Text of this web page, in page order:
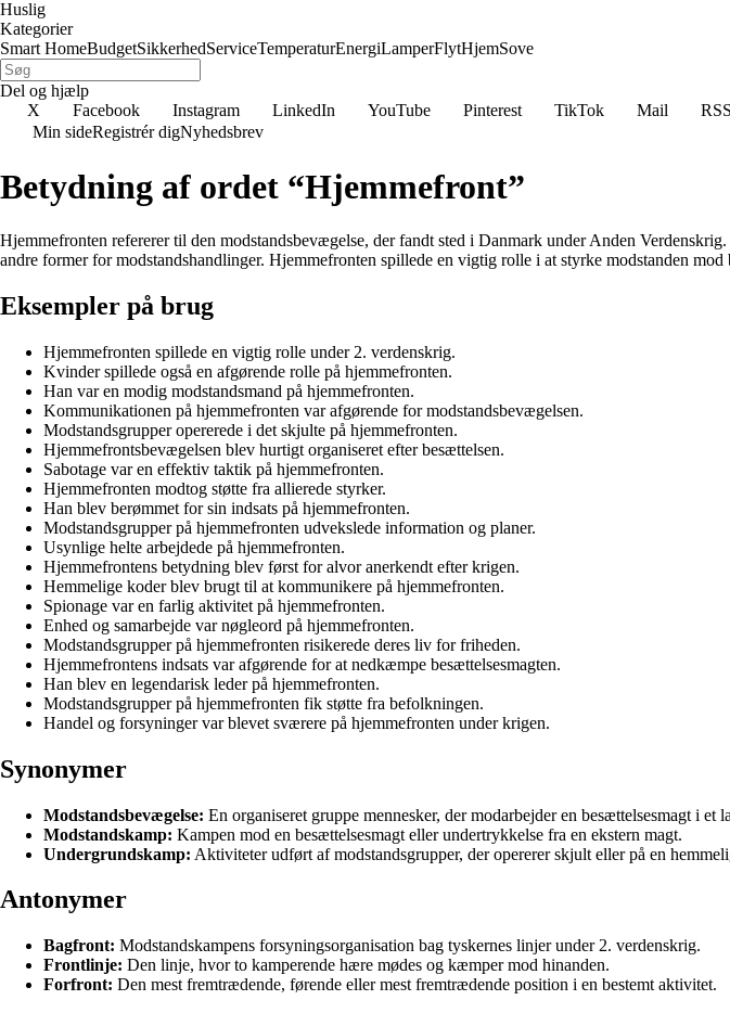
Huslig
Kategorier
Smart HomeBudgetSikkerhedServiceTemperaturEnergiLamperFlytHjemSove
Del og hjælp
X
Facebook Instagram LinkedIn YouTube Pinterest TikTok Mail
RSS
Min sideRegistrér digNyhedsbrev
Betydning af ordet “Hjemmefront”
Hjemmefronten refererer til den modstandsbevægelse, der fandt sted i Danmark under Anden
andre former for modstandshandlinger. Hjemmefronten spillede en vigtig rolle i at styrke modstanden mod
Eksempler på brug
Hjemmefronten spillede en vigtig rolle under 2. verdenskrig.
Kvinder spillede også en afgørende rolle på hjemmefronten.
Han var en modig modstandsmand på hjemmefronten.
Kommunikationen på hjemmefronten var afgørende for modstandsbevægelsen.
Modstandsgrupper opererede i det skjulte på hjemmefronten.
Hjemmefrontsbevægelsen blev hurtigt organiseret efter besættelsen.
Sabotage var en effektiv taktik på hjemmefronten.
Hjemmefronten modtog støtte fra allierede styrker.
Han blev berømmet for sin indsats på hjemmefronten.
Modstandsgrupper på hjemmefronten udvekslede information og planer.
Usynlige helte arbejdede på hjemmefronten.
Hjemmefrontens betydning blev først for alvor anerkendt efter krigen.
Hemmelige koder blev brugt til at kommunikere på hjemmefronten.
Spionage var en farlig aktivitet på hjemmefronten.
Enhed og samarbejde var nøgleord på hjemmefronten.
Modstandsgrupper på hjemmefronten risikerede deres liv for friheden.
Hjemmefrontens indsats var afgørende for at nedkæmpe besættelsesmagten.
Han blev en legendarisk leder på hjemmefronten.
Modstandsgrupper på hjemmefronten fik støtte fra befolkningen.
Handel og forsyninger var blevet sværere på hjemmefronten under krigen.
Synonymer
Modstandsbevægelse: En organiseret gruppe mennesker, der modarbejder en besættelsesmagt i et
Modstandskamp: Kampen mod en besættelsesmagt eller undertrykkelse fra en ekstern magt.
Undergrundskamp: Aktiviteter udført af modstandsgrupper, der opererer skjult eller på en
Antonymer
Bagfront: Modstandskampens forsyningsorganisation bag tyskernes linjer under 2. verdenskrig.
Frontlinje: Den linje, hvor to kamperende hære mødes og kæmper mod hinanden.
Forfront: Den mest fremtrædende, førende eller mest fremtrædende position i en bestemt aktivitet.